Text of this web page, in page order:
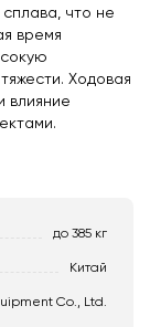
что не
время
Ходовая
влияние
до 385 кг
Китай
Co., Ltd.